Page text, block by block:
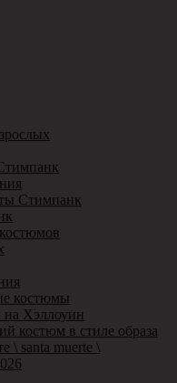
Стимпанк
костюмы
Хэллоуин
костюм в стиле образа
\ santa muerte \